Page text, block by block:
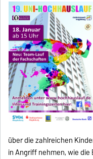
über die zahlreichen
in Angriff nehmen, wie